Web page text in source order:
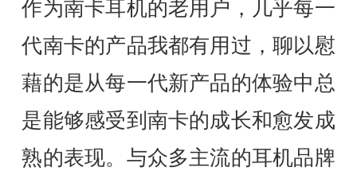
作为南卡耳机的老用户，几乎每一
代南卡的产品我都有用过，聊以慰
藉的是从每一代新产品的体验中总
是能够感受到南卡的成长和愈发成
熟的表现。与众多主流的耳机品牌